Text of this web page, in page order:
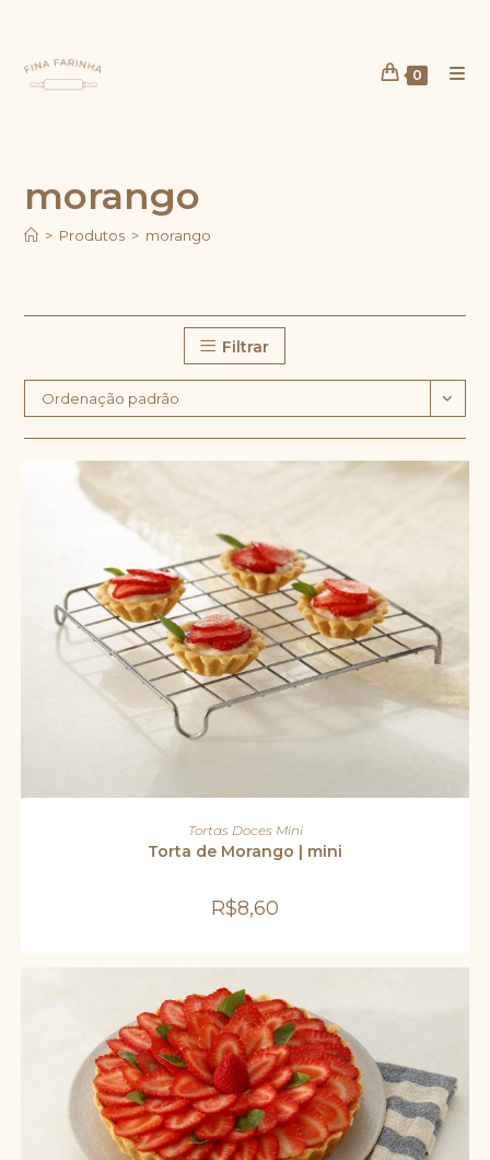
conteúdo
0
morango
> Produtos > morango
Filtrar
Ordenação padrão
Tortas Doces Mini
Torta de Morango | mini
R$8,60